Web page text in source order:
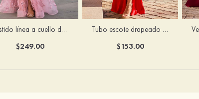
Vestido línea a cuello de corazón tul cola de barrido vestido de graduación
$249.00
Tubo escote drapeado satén hasta el suelo vestido de graduación
$153.00